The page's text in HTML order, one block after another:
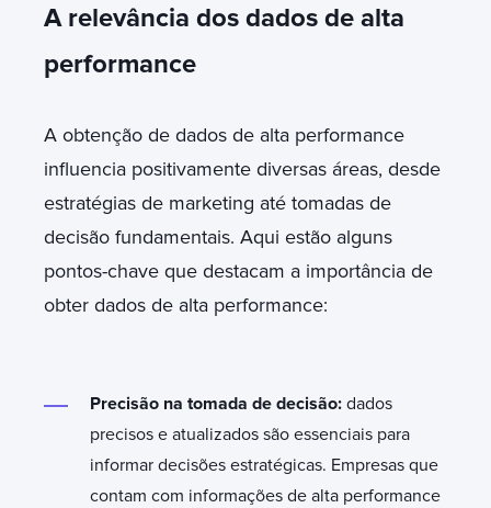
A relevância dos dados de alta
performance
A obtenção de dados de alta performance
influencia positivamente diversas áreas, desde
estratégias de marketing até tomadas de
decisão fundamentais. Aqui estão alguns
pontos-chave que destacam a importância de
obter dados de alta performance:
Precisão na tomada de decisão: dados
precisos e atualizados são essenciais para
informar decisões estratégicas. Empresas que
contam com informações de alta performance